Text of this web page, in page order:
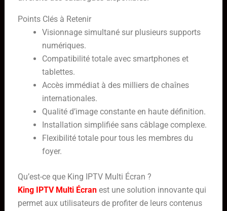
Points Clés à Retenir
Visionnage simultané sur plusieurs supports
numériques.
Compatibilité totale avec smartphones et
tablettes.
Accès immédiat à des milliers de chaînes
internationales.
Qualité d’image constante en haute définition.
Installation simplifiée sans câblage complexe.
Flexibilité totale pour tous les membres du
foyer.
Qu’est-ce que King IPTV Multi Écran ?
King IPTV Multi Écranest une solution innovante qui
permet aux utilisateurs de profiter de leurs contenus